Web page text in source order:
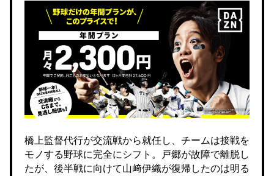
橋上監督代行が交流戦から就任し、チームは接戦を
モノする野球に完全にシフト。戸郷が故障で離脱し
たが、後半戦に向けて山﨑伊織が復帰したのは明る